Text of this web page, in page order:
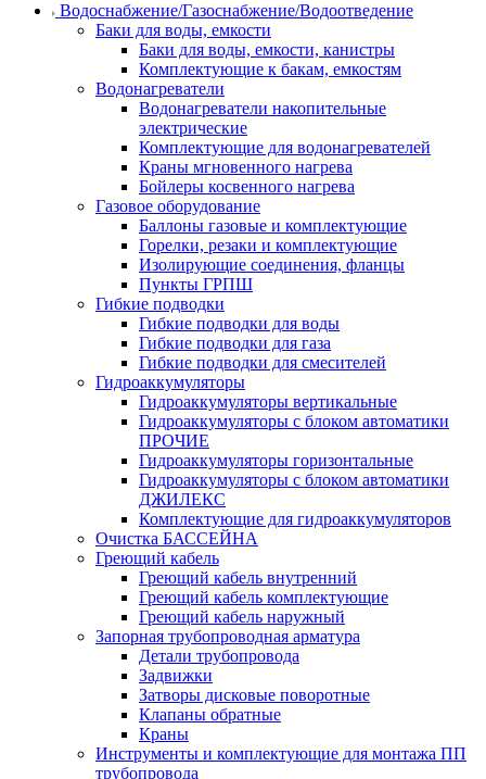
Водоснабжение/Газоснабжение/Водоотведение
Баки для воды, емкости
Баки для воды, емкости, канистры
Комплектующие к бакам, емкостям
Водонагреватели
Водонагреватели накопительные
электрические
Комплектующие для водонагревателей
Краны мгновенного нагрева
Бойлеры косвенного нагрева
Газовое оборудование
Баллоны газовые и комплектующие
Горелки, резаки и комплектующие
Изолирующие соединения, фланцы
Пункты ГРПШ
Гибкие подводки
Гибкие подводки для воды
Гибкие подводки для газа
Гибкие подводки для смесителей
Гидроаккумуляторы
Гидроаккумуляторы вертикальные
Гидроаккумуляторы с блоком автоматики
ПРОЧИЕ
Гидроаккумуляторы горизонтальные
Гидроаккумуляторы с блоком автоматики
ДЖИЛЕКС
Комплектующие для гидроаккумуляторов
Очистка БАССЕЙНА
Греющий кабель
Греющий кабель внутренний
Греющий кабель комплектующие
Греющий кабель наружный
Запорная трубопроводная арматура
Детали трубопровода
Задвижки
Затворы дисковые поворотные
Клапаны обратные
Краны
Инструменты и комплектующие для монтажа ПП
трубопровода